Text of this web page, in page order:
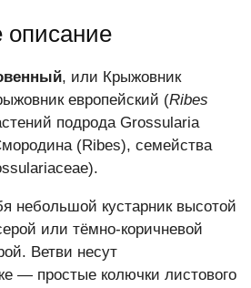
описание
, или Крыжовник
европейский (Ribes
подрода Grossularia
(Ribes), семейства
небольшой кустарник высотой
или тёмно-коричневой
Ветви несут
— простые колючки листового